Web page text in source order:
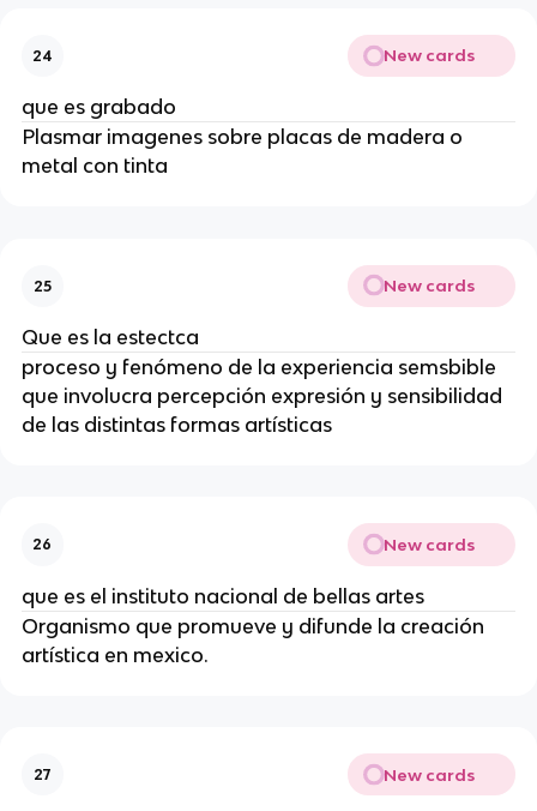
24 New cards
que es grabado
Plasmar imagenes sobre placas de madera o
metal con tinta
25 New cards
Que es la estectca
proceso y fenómeno de la experiencia semsbible
que involucra percepción expresión y sensibilidad
de las distintas formas artísticas
26 New cards
que es el instituto nacional de bellas artes
Organismo que promueve y difunde la creación
artística en mexico.
27 New cards